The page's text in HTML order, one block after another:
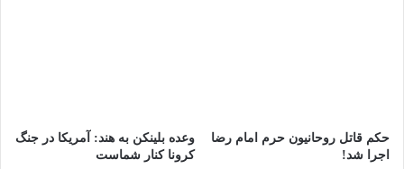
حکم قاتل روحانیون حرم امام رضا
اجرا شد!
وعده بلینکن به هند: آمریکا در جنگ
کرونا کنار شماست